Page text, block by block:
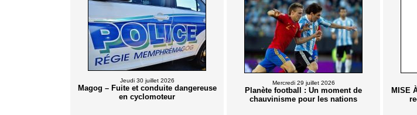
Jeudi 30 juillet 2026
Magog – Fuite et conduite dangereuse
en cyclomoteur
Mercredi 29 juillet 2026
Planète football : Un moment de
chauvinisme pour les nations
MISE